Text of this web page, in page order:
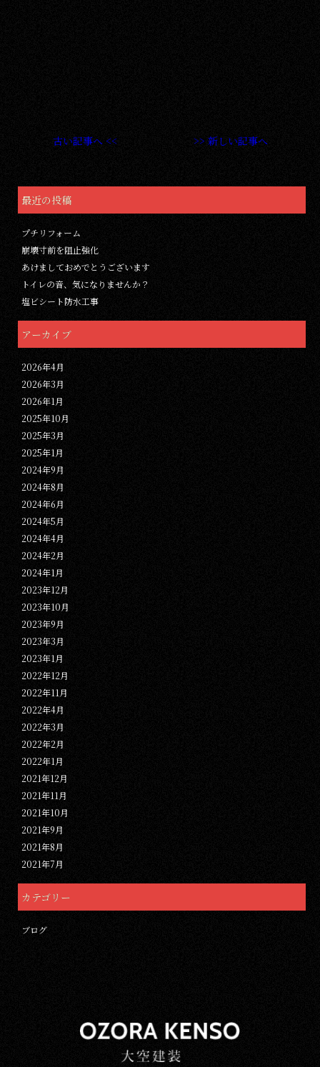
古い記事へ << >> 新しい記事へ
最近の投稿
プチリフォーム
崩壊寸前を阻止強化
あけましておめでとうございます
トイレの音、気になりませんか？
塩ビシート防水工事
アーカイブ
2026年4月
2026年3月
2026年1月
2025年10月
2025年3月
2025年1月
2024年9月
2024年8月
2024年6月
2024年5月
2024年4月
2024年2月
2024年1月
2023年12月
2023年10月
2023年9月
2023年3月
2023年1月
2022年12月
2022年11月
2022年4月
2022年3月
2022年2月
2022年1月
2021年12月
2021年11月
2021年10月
2021年9月
2021年8月
2021年7月
カテゴリー
ブログ